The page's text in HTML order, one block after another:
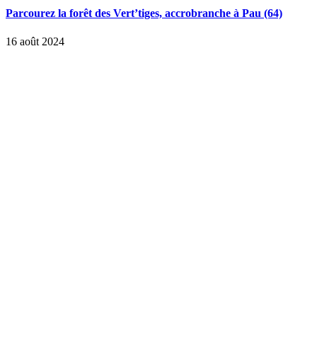
Parcourez la forêt des Vert’tiges, accrobranche à Pau (64)
16 août 2024